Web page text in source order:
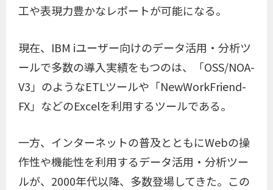
工や表現力豊かなレポートが可能になる。
現在、IBM iユーザー向けのデータ活用・分析ツ
ールで多数の導入実績をもつのは、「OSS/NOA-
V3」のようなETLツールや「NewWorkFriend-
FX」などのExcelを利用するツールである。
一方、インターネットの普及とともにWebの操
作性や機能性を利用するデータ活用・分析ツー
ルが、2000年代以降、多数登場してきた。この